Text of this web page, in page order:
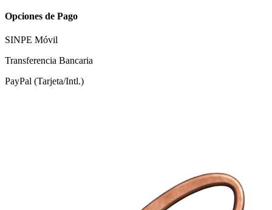
Opciones de Pago
SINPE Móvil
Transferencia Bancaria
PayPal (Tarjeta/Intl.)